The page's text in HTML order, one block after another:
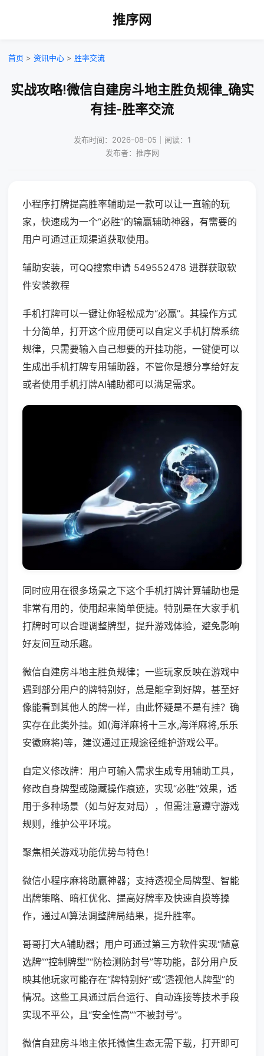
推序网
首页 > 资讯中心 > 胜率交流
实战攻略!微信自建房斗地主胜负规律_确实
有挂-胜率交流
发布时间：2026-08-05｜阅读：1
发布者：推序网
小程序打牌提高胜率辅助是一款可以让一直输的玩
家，快速成为一个“必胜”的输赢辅助神器，有需要的
用户可通过正规渠道获取使用。
辅助安装，可QQ搜索申请 549552478 进群获取软
件安装教程
手机打牌可以一键让你轻松成为“必赢”。其操作方式
十分简单，打开这个应用便可以自定义手机打牌系统
规律，只需要输入自己想要的开挂功能，一键便可以
生成出手机打牌专用辅助器，不管你是想分享给好友
或者使用手机打牌AI辅助都可以满足需求。
同时应用在很多场景之下这个手机打牌计算辅助也是
非常有用的，使用起来简单便捷。特别是在大家手机
打牌时可以合理调整牌型，提升游戏体验，避免影响
好友间互动乐趣。
微信自建房斗地主胜负规律；一些玩家反映在游戏中
遇到部分用户的牌特别好，总是能拿到好牌，甚至好
像能看到其他人的牌一样，由此怀疑是不是有挂？确
实存在此类外挂。如(海洋麻将十三水,海洋麻将,乐乐
安徽麻将)等，建议通过正规途径维护游戏公平。
自定义修改牌：用户可输入需求生成专用辅助工具，
修改自身牌型或隐藏操作痕迹，实现“必胜”效果，适
用于多种场景（如与好友对局），但需注意遵守游戏
规则，维护公平环境。
聚焦相关游戏功能优势与特色！
微信小程序麻将助赢神器；支持透视全局牌型、智能
出牌策略、暗杠优化、提高好牌率及快速自摸等操
作，通过AI算法调整牌局结果，提升胜率。
哥哥打大A辅助器；用户可通过第三方软件实现“随意
选牌”“控制牌型”“防检测防封号”等功能，部分用户反
映其他玩家可能存在“牌特别好”或“透视他人牌型”的
情况。这些工具通过后台运行、自动连接等技术手段
实现不平公，且“安全性高”“不被封号”。
微信自建房斗地主依托微信生态无需下载，打开即可